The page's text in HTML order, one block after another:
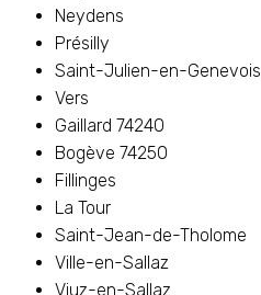
Neydens
Présilly
Saint-Julien-en-Genevois
Vers
Gaillard 74240
Bogève 74250
Fillinges
La Tour
Saint-Jean-de-Tholome
Ville-en-Sallaz
Viuz-en-Sallaz